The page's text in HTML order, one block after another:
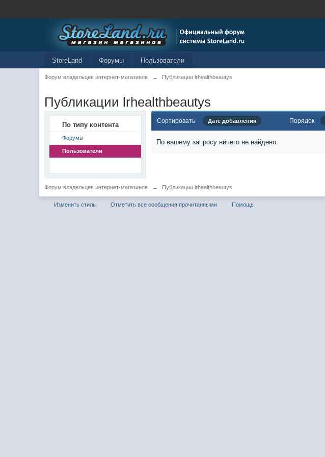
StoreLand Форумы Пользователи
Форум владельцев интернет-магазинов → Публикации lrhealthbeautys
Публикации lrhealthbeautys
По типу контента
Форумы
Пользователи
Сортировать Дате добавления Порядок
По вашему запросу ничего не найдено.
Форум владельцев интернет-магазинов → Публикации lrhealthbeautys
Изменить стиль Отметить все сообщения прочитанными Помощь